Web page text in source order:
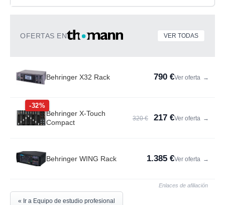
OFERTAS EN VER TODAS
Behringer X32 Rack 790 €Ver oferta →
-32%
Behringer X-Touch
Compact
320 € 217 €Ver oferta →
Behringer WING Rack 1.385 €Ver oferta →
Enlaces de afiliación
« Ir a Equipo de estudio profesional